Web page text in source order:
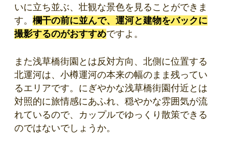
いに立ち並ぶ、壮観な景色を見ることができま
す。 欄干の前に並んで、運河と建物をバックに
撮影するのがおすすめですよ。
また浅草橋街園とは反対方向、北側に位置する
北運河は、小樽運河の本来の幅のまま残ってい
るエリアです。にぎやかな浅草橋街園付近とは
対照的に旅情感にあふれ、穏やかな雰囲気が流
れているので、カップルでゆっくり散策できる
のではないでしょうか。